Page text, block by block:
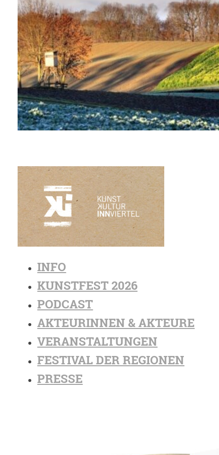
INFO
KUNSTFEST 2026
PODCAST
AKTEURINNEN & AKTEURE
VERANSTALTUNGEN
FESTIVAL DER REGIONEN
PRESSE